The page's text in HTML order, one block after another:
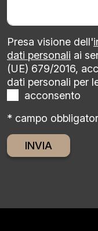
Presa visione dell'
dati personali ai
(UE) 679/2016,
dati personali per
acconsento
* campo